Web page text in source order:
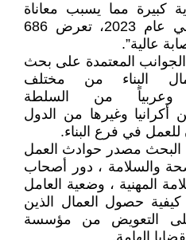
كبيرة مما يسبب معاناة
عميقة للضحايا وأقاربهم، في عام 2023، تعرض 686
عالية”.
الجوانب المعتمدة على بحث
البناء من مختلف
وعربياً من السلطة
أكرانيا وغيرها من الدول
في فرع البناء.
البحث مصدر حوادث العمل
والسلامة ، دور أصحاب
المهنية ، وضعية العامل
حصول العمال الذين
التعويض من مؤسسة